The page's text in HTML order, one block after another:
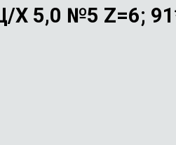
5,0 №5 Z=6;